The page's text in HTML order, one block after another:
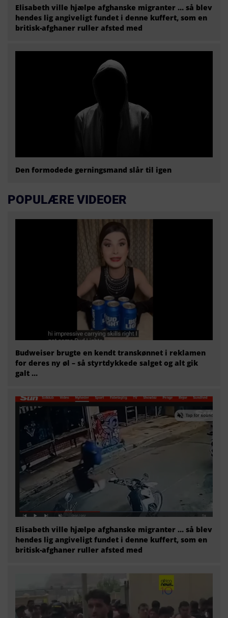
Elisabeth ville hjælpe afghanske migranter … så blev
hendes lig angiveligt fundet i denne kuffert, som en
britisk-afghaner ruller afsted med
Den formodede gerningsmand slår til igen
POPULÆRE VIDEOER
Budweiser brugte en kendt transkønnet i reklamen
for deres ny øl – så styrtdykkede salget og alt gik
galt …
Elisabeth ville hjælpe afghanske migranter … så blev
hendes lig angiveligt fundet i denne kuffert, som en
britisk-afghaner ruller afsted med